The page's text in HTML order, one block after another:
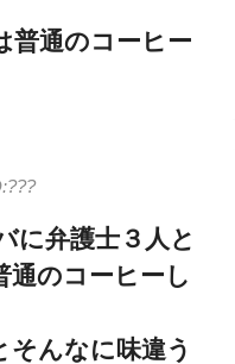
普通のコーヒー
に弁護士３人と
通のコーヒーし
そんなに味違う